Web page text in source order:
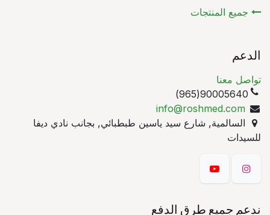
جميع المنتجات
الدعم
تواصل معنا
90005640(965)
info@roshmed.com
السالمية, شارع سيد ياسين طبطبائي, بجانب نادي ديفا
للسيدات
ندعم جميع طرق الدفع